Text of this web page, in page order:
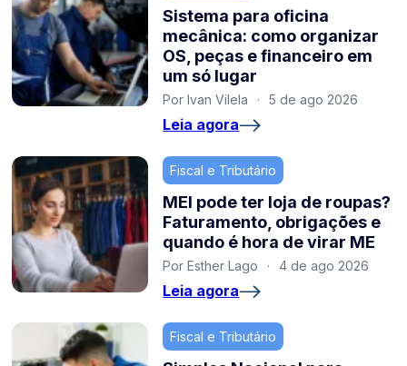
Sistema para oficina
mecânica: como organizar
OS, peças e financeiro em
um só lugar
Por Ivan Vilela · 5 de ago 2026
Leia agora
Fiscal e Tributário
MEI pode ter loja de roupas?
Faturamento, obrigações e
quando é hora de virar ME
Por Esther Lago · 4 de ago 2026
Leia agora
Fiscal e Tributário